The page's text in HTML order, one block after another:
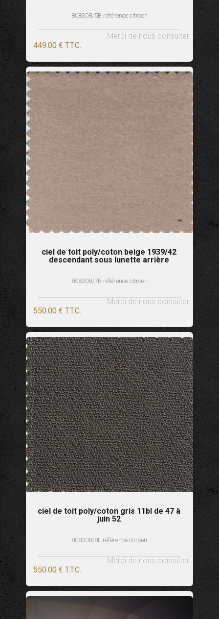
808308/5B référence citroen
449.00 € T.T.C.
Merci de nous consulter
ciel de toit poly/coton beige 1939/42
descendant sous lunette arrière
808308/7B référence citroen
550.00 € T.T.C.
Merci de nous consulter
ciel de toit poly/coton gris 11bl de 47 à
juin 52
808308/8L référence citroen
550.00 € T.T.C.
Merci de nous consulter